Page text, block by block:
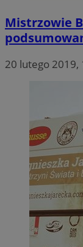
Mistrzowie
20 lutego 2019,